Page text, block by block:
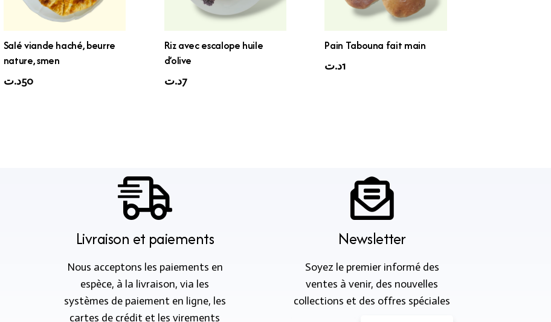
Salé viande haché, beurre
nature, smen
50د.ت
Riz avec escalope huile
d’olive
7د.ت
Pain Tabouna fait main
1د.ت
Livraison et paiements
Nous acceptons les paiements en
espèce, à la livraison, via les
systèmes de paiement en ligne, les
cartes de crédit et les virements
Newsletter
Soyez le premier informé des
ventes à venir, des nouvelles
collections et des offres spéciales